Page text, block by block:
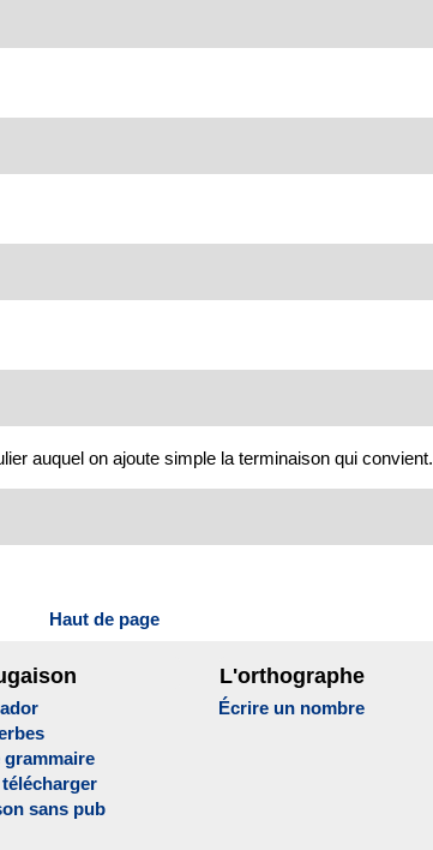
auquel on ajoute simple la terminaison qui convient.
Haut de page
grammaire
sans pub
L'orthographe
Écrire un nombre